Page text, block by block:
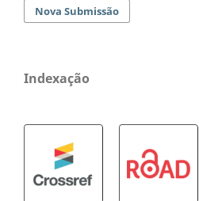
Nova Submissão
Indexação